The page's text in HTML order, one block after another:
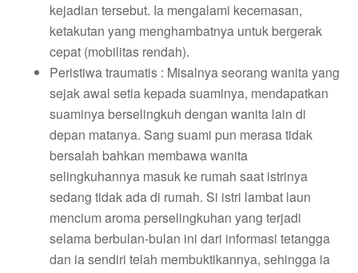
kejadian tersebut. Ia mengalami kecemasan,
ketakutan yang menghambatnya untuk bergerak
cepat (mobilitas rendah).
Peristiwa traumatis : Misalnya seorang wanita yang
sejak awal setia kepada suaminya, mendapatkan
suaminya berselingkuh dengan wanita lain di
depan matanya. Sang suami pun merasa tidak
bersalah bahkan membawa wanita
selingkuhannya masuk ke rumah saat istrinya
sedang tidak ada di rumah. Si istri lambat laun
mencium aroma perselingkuhan yang terjadi
selama berbulan-bulan ini dari informasi tetangga
dan ia sendiri telah membuktikannya, sehingga ia